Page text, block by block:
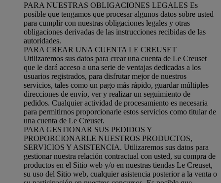
PARA NUESTRAS OBLIGACIONES LEGALES Es
posible que tengamos que procesar algunos datos sobre usted
para cumplir con nuestras obligaciones legales y otras
obligaciones derivadas de las instrucciones recibidas de las
autoridades.
PARA CREAR UNA CUENTA LE CREUSET
Utilizaremos sus datos para crear una cuenta de Le Creuset
que le dará acceso a una serie de ventajas dedicadas a los
usuarios registrados, para disfrutar mejor de nuestros
servicios, tales como un pago más rápido, guardar múltiples
direcciones de envío, ver y realizar un seguimiento de
pedidos. Cualquier actividad de procesamiento es necesaria
para permitirnos proporcionarle estos servicios como titular de
una cuenta de Le Creuset.
PARA GESTIONAR SUS PEDIDOS Y
PROPORCIONARLE NUESTROS PRODUCTOS,
SERVICIOS Y ASISTENCIA. Utilizaremos sus datos para
gestionar nuestra relación contractual con usted, su compra de
productos en el Sitio web y/o en nuestras tiendas Le Creuset,
su uso del Sitio web, cualquier asistencia posterior a la venta o